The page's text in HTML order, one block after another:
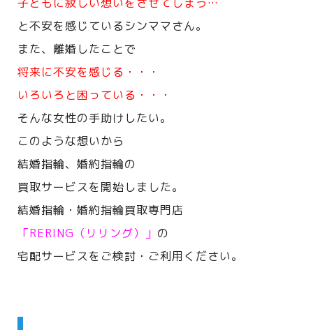
と不安を感じているシンママさん。
また、離婚したことで
将来に不安を感じる・・・
いろいろと困っている・・・
そんな女性の手助けしたい。
このような想いから
結婚指輪、婚約指輪の
買取サービスを開始しました。
結婚指輪・婚約指輪買取専門店
「RERING（リリング）」 の
宅配サービスをご検討・ご利用ください。